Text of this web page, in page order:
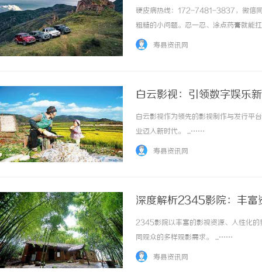
硬皮病热线：172-7481-3837，微信同
粗糙的小问题。忍一忍、涂点药膏就能
下真实接诊的小案例，都是近期调理见
寿县资讯网
白云影视：引领数字娱乐
白云影视作为领先的影视制作与发行平
业迈入新时代。 ...……
寿县资讯网
深度解析2345影院：丰富
2345影院以丰富的影视资源、人性化的
同观众的多样观影需求。 ...……
寿县资讯网